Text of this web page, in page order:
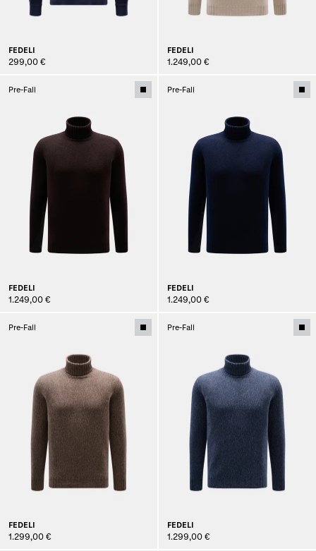
FEDELI
299,00 €
FEDELI
1.249,00 €
Pre-Fall
FEDELI
1.249,00 €
Pre-Fall
FEDELI
1.249,00 €
Pre-Fall
FEDELI
1.299,00 €
Pre-Fall
FEDELI
1.299,00 €